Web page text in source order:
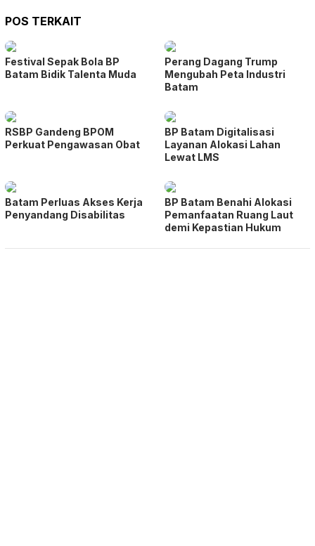
POS TERKAIT
Festival Sepak Bola BP
Batam Bidik Talenta Muda
Perang Dagang Trump
Mengubah Peta Industri
Batam
RSBP Gandeng BPOM
Perkuat Pengawasan Obat
BP Batam Digitalisasi
Layanan Alokasi Lahan
Lewat LMS
Batam Perluas Akses Kerja
Penyandang Disabilitas
BP Batam Benahi Alokasi
Pemanfaatan Ruang Laut
demi Kepastian Hukum